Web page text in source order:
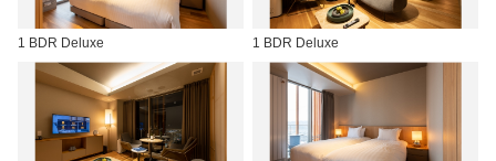
1 BDR Deluxe 1 BDR Deluxe